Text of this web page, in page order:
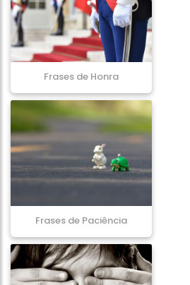
Frases de Honra
Frases de Paciência